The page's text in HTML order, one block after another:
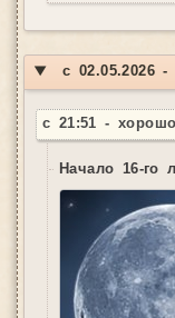
▼с 02.05.2026 -
с 21:51 - хорошо
Начало 16-го